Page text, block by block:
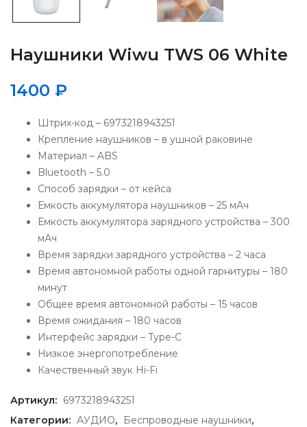
Наушники Wiwu TWS 06 White
1400 ₽
Штрих-код – 6973218943251
Крепление наушников – в ушной раковине
Материал – ABS
Bluetooth – 5.0
Способ зарядки – от кейса
Емкость аккумулятора наушников – 25 мАч
Емкость аккумулятора зарядного устройства – 300
мАч
Время зарядки зарядного устройства – 2 часа
Время автономной работы одной гарнитуры – 180
минут
Общее время автономной работы – 15 часов
Время ожидания – 180 часов
Интерфейс зарядки – Type-C
Низкое энергопотребление
Качественный звук Hi-Fi
Артикул: 6973218943251
Категории: АУДИО, Беспроводные наушники,